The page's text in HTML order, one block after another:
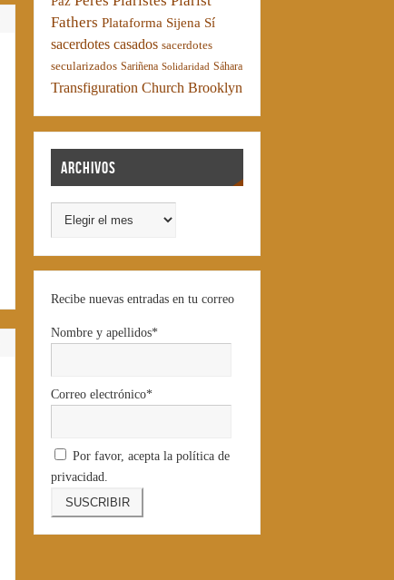
Fathers Plataforma Sijena Sí
sacerdotes casados sacerdotes
secularizados Sariñena Solidaridad Sáhara
Transfiguration Church Brooklyn
Archivos
Recibe nuevas entradas en tu correo
Nombre y apellidos*
Correo electrónico*
Por favor, acepta la política de
privacidad.